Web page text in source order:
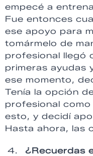
empecé a
Fue entonces
ese apoyo para
tomármelo de
profesional llegó
primeras ayudas
ese momento,
Tenía la opción
profesional
esto, y decidí
Hasta ahora, las
¿Recuerdas